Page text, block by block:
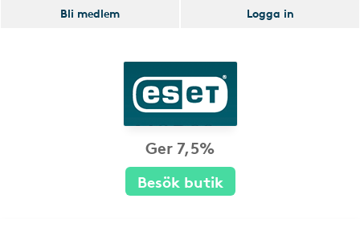
Bli medlem
Logga in
Ger 7,5%
Besök butik